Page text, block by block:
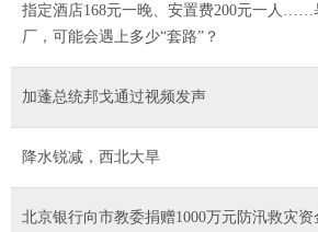
指定酒店168元一晚、安置费200元一人……
厂，可能会遇上多少“套路”？
加蓬总统邦戈通过视频发声
降水锐减，西北大旱
北京银行向市教委捐赠1000万元防汛救灾资